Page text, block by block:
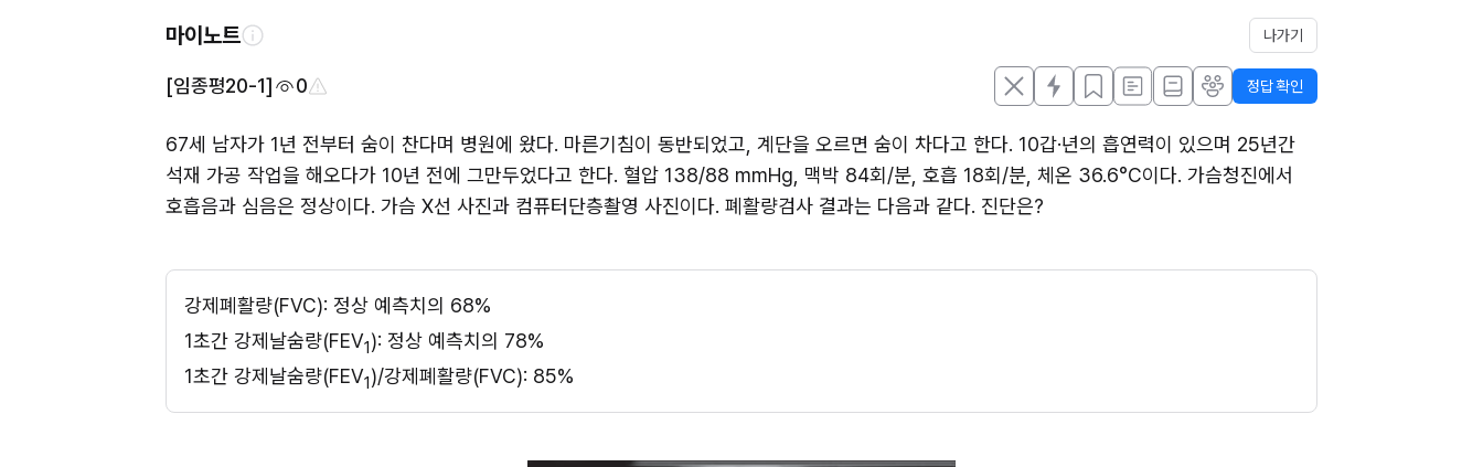
마이노트 나가기
[임종평20-1] 0 정답 확인
67세 남자가 1년 전부터 숨이 찬다며 병원에 왔다. 마른기침이 동반되었고, 계단을 오르면 숨이 차다고 한다. 10갑·년의 흡연력이 있으며 25년간
석재 가공 작업을 해오다가 10년 전에 그만두었다고 한다. 혈압 138/88 mmHg, 맥박 84회/분, 호흡 18회/분, 체온 36.6°C이다. 가슴청진에서
호흡음과 심음은 정상이다. 가슴 X선 사진과 컴퓨터단층촬영 사진이다. 폐활량검사 결과는 다음과 같다. 진단은?
강제폐활량(FVC): 정상 예측치의 68%
1초간 강제날숨량(FEV1): 정상 예측치의 78%
1초간 강제날숨량(FEV1)/강제폐활량(FVC): 85%